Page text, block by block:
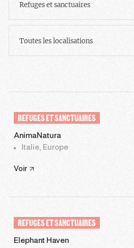
Refuges et sanctuaires
Toutes les localisations
REFUGES ET SANCTUAIRES
AnimaNatura
Italie, Europe
Voir
REFUGES ET SANCTUAIRES
Elephant Haven